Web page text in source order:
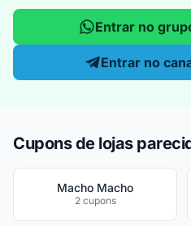
Entrar no
Entrar no
Cupons de lojas
Macho Macho
2 cupons